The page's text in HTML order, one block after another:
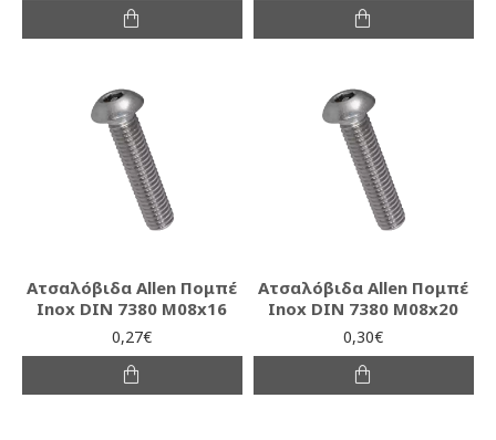
Ατσαλόβιδα Allen Πομπέ
Inox DIN 7380 M08x16
0,27€
Ατσαλόβιδα Allen Πομπέ
Inox DIN 7380 M08x20
0,30€